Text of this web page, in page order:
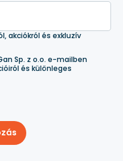
akciókról és exkluzív
Sp. z o.o. e-mailben
és különleges